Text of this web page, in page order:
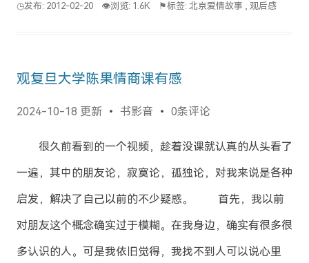
◷发布: 2012-02-20 👁浏览: 1.6K ⚑标签: 北京爱情故事 , 观后感
观复旦大学陈果情商课有感
2024-10-18 更新 书影音 0条评论
很久前看到的一个视频，趁着没课就认真的从头看了
一遍，其中的朋友论，寂寞论，孤独论，对我来说是各种
启发，解决了自己以前的不少疑惑。 首先，我以前
对朋友这个概念确实过于模糊。在我身边，确实有很多很
多认识的人。可是我依旧觉得，我找不到人可以说心里